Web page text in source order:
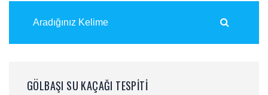
GÖLBAŞI SU KAÇAĞI TESPITI